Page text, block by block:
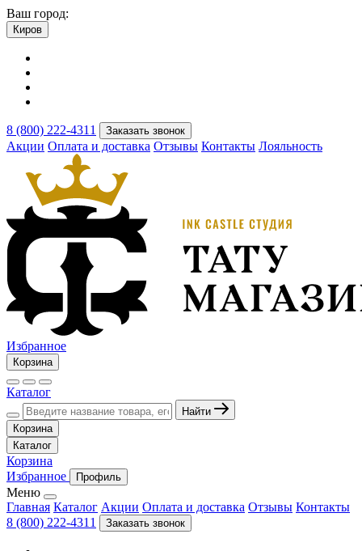
Ваш город:
Киров
8 (800) 222-4311 Заказать звонок
Акции Оплата и доставка Отзывы Контакты Лояльность
Избранное
Корзина
Каталог
Найти
Корзина
Каталог
Корзина
Избранное
Профиль
Меню
Главная Каталог Акции Оплата и доставка Отзывы Контакты
8 (800) 222-4311
Заказать звонок